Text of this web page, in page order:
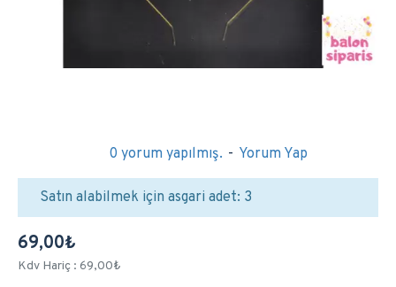
0 yorum yapılmış. - Yorum Yap
69,00₺
Kdv Hariç : 69,00₺
Satın alabilmek için asgari adet: 3